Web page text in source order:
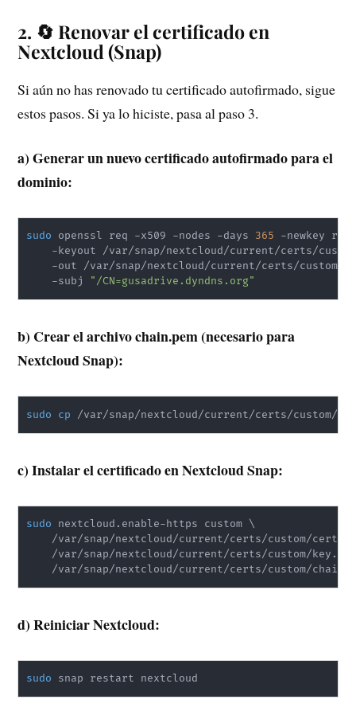
2. 🔄 Renovar el certificado en
Nextcloud (Snap)
Si aún no has renovado tu certificado autofirmado, sigue
estos pasos. Si ya lo hiciste, pasa al paso 3.
a) Generar un nuevo certificado autofirmado para el
dominio:
sudo openssl req -x509 -nodes -days 365 -newkey
-keyout /var/snap/nextcloud/current/certs/
-out /var/snap/nextcloud/current/certs/custom/
    -subj
"/CN=gusadrive.dyndns.org"
b) Crear el archivo chain.pem (necesario para
Nextcloud Snap):
sudo cp /var/snap/nextcloud/current/certs/custom/
c) Instalar el certificado en Nextcloud Snap:
sudo nextcloud.enable-https custom \
/var/snap/nextcloud/current/certs/custom/
/var/snap/nextcloud/current/certs/custom/
/var/snap/nextcloud/current/certs/custom/
d) Reiniciar Nextcloud:
sudo snap restart nextcloud